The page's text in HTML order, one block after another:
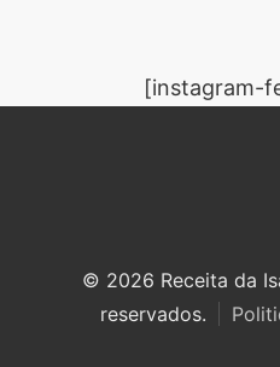
[instagram-
© 2026 Receita da
reservados.